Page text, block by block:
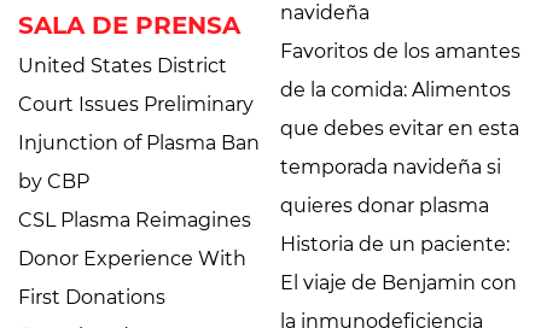
SALA DE PRENSA
United States District
Court Issues Preliminary
Injunction of Plasma Ban
by CBP
CSL Plasma Reimagines
Donor Experience With
First Donations
navideña
Favoritos de los amantes
de la comida: Alimentos
que debes evitar en esta
temporada navideña si
quieres donar plasma
Historia de un paciente:
El viaje de Benjamin con
la inmunodeficiencia